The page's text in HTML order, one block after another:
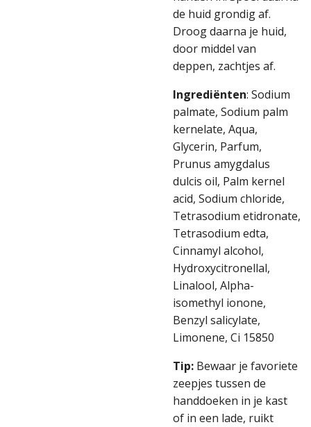
de huid grondig af.
Droog daarna je huid,
door middel van
deppen, zachtjes af.
Ingrediënten: Sodium
palmate, Sodium palm
kernelate, Aqua,
Glycerin, Parfum,
Prunus amygdalus
dulcis oil, Palm kernel
acid, Sodium chloride,
Tetrasodium etidronate,
Tetrasodium edta,
Cinnamyl alcohol,
Hydroxycitronellal,
Linalool, Alpha-
isomethyl ionone,
Benzyl salicylate,
Limonene, Ci 15850
Tip: Bewaar je favoriete
zeepjes tussen de
handdoeken in je kast
of in een lade, ruikt